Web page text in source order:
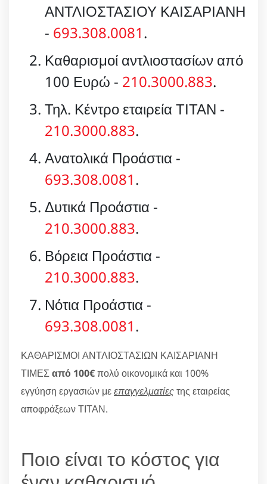
ΑΝΤΛΙΟΣΤΑΣΙΟΥ ΚΑΙΣΑΡΙΑΝΗ
- 693.308.0081.
Καθαρισμοί αντλιοστασίων από
100 Ευρώ - 210.3000.883.
Τηλ. Κέντρο εταιρεία ΤΙΤΑΝ -
210.3000.883.
Ανατολικά Προάστια -
693.308.0081.
Δυτικά Προάστια -
210.3000.883.
Βόρεια Προάστια -
210.3000.883.
Νότια Προάστια -
693.308.0081.
ΚΑΘΑΡΙΣΜΟΙ ΑΝΤΛΙΟΣΤΑΣΙΩΝ ΚΑΙΣΑΡΙΑΝΗ
ΤΙΜΕΣαπό 100€πολύ οικονομικά και 100%
εγγύηση εργασιών μεεπαγγελματίεςτης εταιρείας
αποφράξεων ΤΙΤΑΝ.
Ποιο είναι το κόστος για